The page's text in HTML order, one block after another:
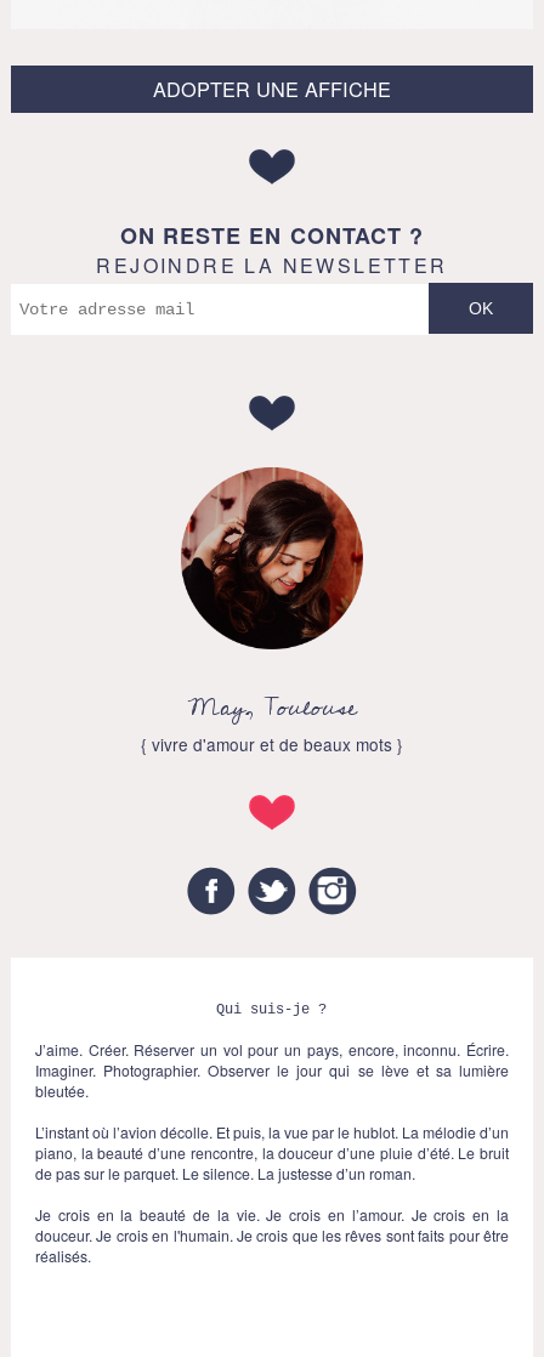
ADOPTER UNE AFFICHE
ON RESTE EN CONTACT ?
REJOINDRE LA NEWSLETTER
May, Toulouse
{ vivre d'amour et de beaux mots }
FacebookTwitter
Qui suis-je ?
J’aime. Créer. Réserver un vol pour un pays, encore, inconnu. Écrire.
Imaginer. Photographier. Observer le jour qui se lève et sa lumière
bleutée.
L’instant où l’avion décolle. Et puis, la vue par le hublot. La mélodie d’un
piano, la beauté d’une rencontre, la douceur d’une pluie d’été. Le bruit
de pas sur le parquet. Le silence. La justesse d’un roman.
Je crois en la beauté de la vie. Je crois en l’amour. Je crois en la
douceur. Je crois en l'humain. Je crois que les rêves sont faits pour être
réalisés.